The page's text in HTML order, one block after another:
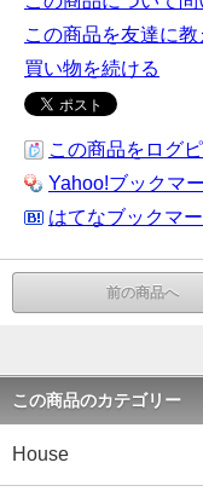
この商品を友達に教
買い物を続ける
この商品をログ
Yahoo!ブックマ
はてなブックマ
前の商品へ
この商品のカテゴリー
House